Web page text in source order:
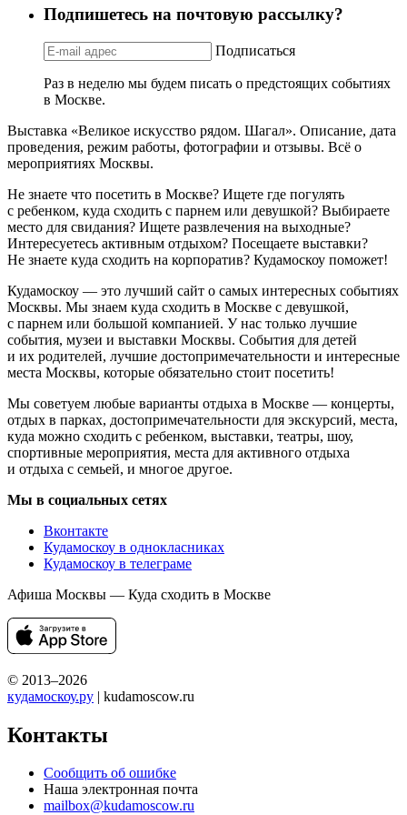
Подпишетесь на почтовую рассылку?
Подписаться
Раз в неделю мы будем писать о предстоящих событиях
в Москве.
Выставка «Великое искусство рядом. Шагал». Описание, дата
проведения, режим работы, фотографии и отзывы. Всё о
мероприятиях Москвы.
Не знаете что посетить в Москве? Ищете где погулять
с ребенком, куда сходить с парнем или девушкой? Выбираете
место для свидания? Ищете развлечения на выходные?
Интересуетесь активным отдыхом? Посещаете выставки?
Не знаете куда сходить на корпоратив? Кудамоскоу поможет!
Кудамоскоу — это лучший сайт о самых интересных событиях
Москвы. Мы знаем куда сходить в Москве с девушкой,
с парнем или большой компанией. У нас только лучшие
события, музеи и выставки Москвы. События для детей
и их родителей, лучшие достопримечательности и интересные
места Москвы, которые обязательно стоит посетить!
Мы советуем любые варианты отдыха в Москве — концерты,
отдых в парках, достопримечательности для экскурсий, места,
куда можно сходить с ребенком, выставки, театры, шоу,
спортивные мероприятия, места для активного отдыха
и отдыха с семьей, и многое другое.
Мы в социальных сетях
Вконтакте
Кудамоскоу в однокласниках
Кудамоскоу в телеграме
Афиша Москвы — Куда сходить в Москве
© 2013–2026
кудамоскоу.ру | kudamoscow.ru
Контакты
Сообщить об ошибке
Наша электронная почта
mailbox@kudamoscow.ru